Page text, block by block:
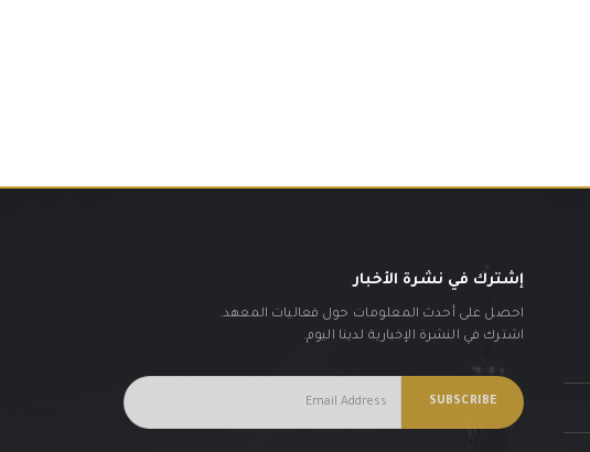
إشترك في نشرة الأخبار
احصل على أحدث المعلومات حول فعاليات المعهد.
اشترك في النشرة الإخبارية لدينا اليوم.